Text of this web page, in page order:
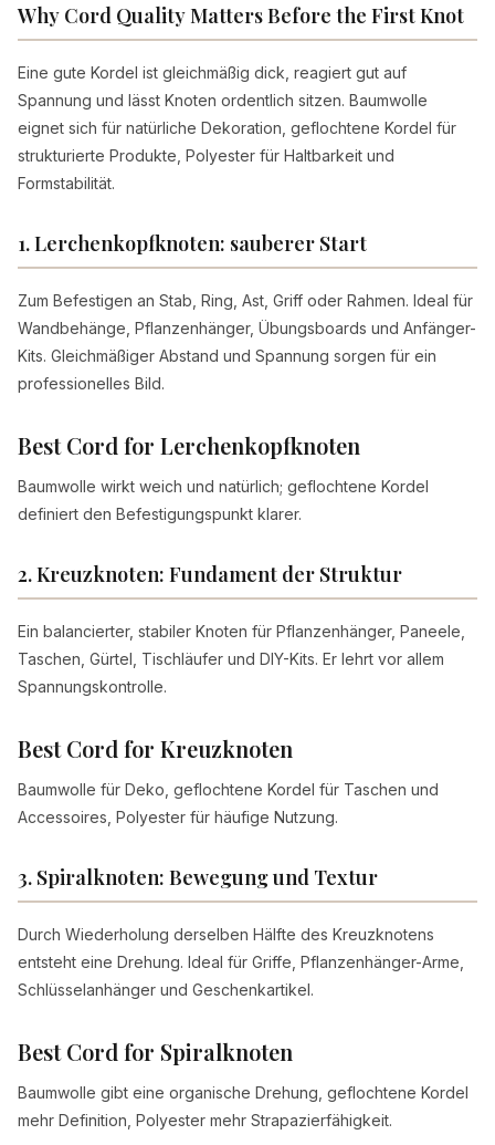
Why Cord Quality Matters Before the First Knot
Eine gute Kordel ist gleichmäßig dick, reagiert gut auf
Spannung und lässt Knoten ordentlich sitzen. Baumwolle
eignet sich für natürliche Dekoration, geflochtene Kordel für
strukturierte Produkte, Polyester für Haltbarkeit und
Formstabilität.
1. Lerchenkopfknoten: sauberer Start
Zum Befestigen an Stab, Ring, Ast, Griff oder Rahmen. Ideal für
Wandbehänge, Pflanzenhänger, Übungsboards und Anfänger-
Kits. Gleichmäßiger Abstand und Spannung sorgen für ein
professionelles Bild.
Best Cord for Lerchenkopfknoten
Baumwolle wirkt weich und natürlich; geflochtene Kordel
definiert den Befestigungspunkt klarer.
2. Kreuzknoten: Fundament der Struktur
Ein balancierter, stabiler Knoten für Pflanzenhänger, Paneele,
Taschen, Gürtel, Tischläufer und DIY-Kits. Er lehrt vor allem
Spannungskontrolle.
Best Cord for Kreuzknoten
Baumwolle für Deko, geflochtene Kordel für Taschen und
Accessoires, Polyester für häufige Nutzung.
3. Spiralknoten: Bewegung und Textur
Durch Wiederholung derselben Hälfte des Kreuzknotens
entsteht eine Drehung. Ideal für Griffe, Pflanzenhänger-Arme,
Schlüsselanhänger und Geschenkartikel.
Best Cord for Spiralknoten
Baumwolle gibt eine organische Drehung, geflochtene Kordel
mehr Definition, Polyester mehr Strapazierfähigkeit.